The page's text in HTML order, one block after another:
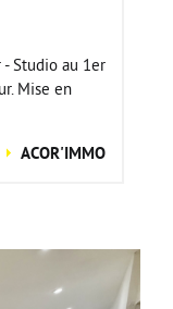
Studio au 1er
Mise en
ACOR'IMMO